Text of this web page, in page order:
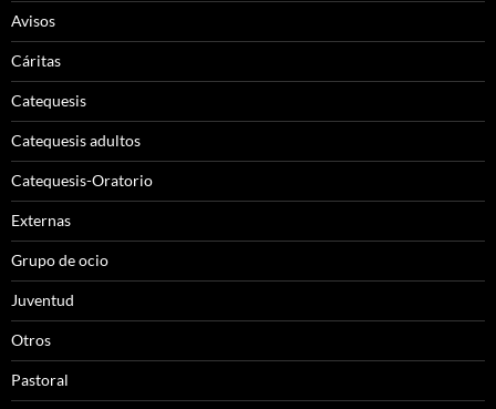
Avisos
Cáritas
Catequesis
Catequesis adultos
Catequesis-Oratorio
Externas
Grupo de ocio
Juventud
Otros
Pastoral